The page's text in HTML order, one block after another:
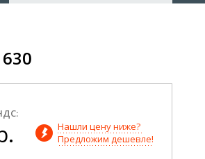
Нашли цену ниже?
Предложим дешевле!